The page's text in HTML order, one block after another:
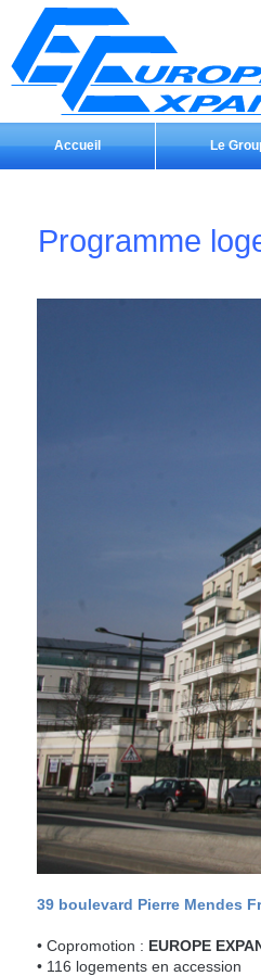
Accueil Le
Programme
39 boulevard Pierre Mendes
• Copromotion : EUROPE
• 116 logements en accession